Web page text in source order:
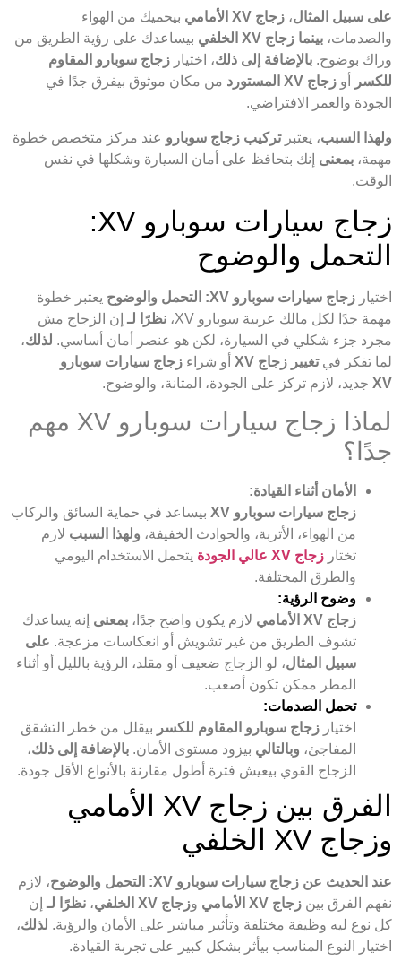
على سبيل المثال، زجاج XV الأمامي
بيحميك من الهواء
والصدمات، بينما زجاج XV الخلفي
بيساعدك على رؤية الطريق من
وراك بوضوح. بالإضافة إلى ذلك، اختيار زجاج سوبارو المقاوم
للكسر
أو زجاج XV المستورد
من مكان موثوق بيفرق جدًا في
الجودة والعمر الافتراضي.
ولهذا السبب، يعتبر تركيب زجاج سوبارو عند مركز متخصص خطوة
مهمة، بمعنى إنك بتحافظ على أمان السيارة وشكلها في نفس
الوقت.
زجاج سيارات سوبارو XV:
التحمل والوضوح
اختيار زجاج سيارات سوبارو XV: التحمل والوضوح
يعتبر خطوة
مهمة جدًا لكل مالك عربية سوبارو XV،
نظرًا لـإن الزجاج مش
مجرد جزء شكلي في السيارة، لكن هو عنصر أمان أساسي. لذلك،
لما تفكر في تغيير زجاج XV أو شراء زجاج سيارات سوبارو
XVجديد، لازم تركز على الجودة، المتانة، والوضوح.
لماذا زجاج سيارات سوبارو XV مهم
جدًا؟
الأمان أثناء القيادة:
زجاج سيارات سوبارو XV
بيساعد في حماية السائق والركاب
من الهواء، الأتربة، والحوادث الخفيفة، ولهذا السبب لازم
تختار زجاج XV عالي الجودة
يتحمل الاستخدام اليومي
والطرق المختلفة.
وضوح الرؤية:
زجاج XV الأمامي
لازم يكون واضح جدًا، بمعنى إنه يساعدك
تشوف الطريق من غير تشويش أو انعكاسات مزعجة. على
سبيل المثال، لو الزجاج ضعيف أو مقلد، الرؤية بالليل أو أثناء
المطر ممكن تكون أصعب.
تحمل الصدمات:
اختيار زجاج سوبارو المقاوم للكسر بيقلل من خطر التشقق
المفاجئ، وبالتالي بيزود مستوى الأمان. بالإضافة إلى ذلك،
الزجاج القوي بيعيش فترة أطول مقارنة بالأنواع الأقل جودة.
الفرق بين زجاج XV الأمامي
وزجاج XV الخلفي
عند الحديث عن زجاج سيارات سوبارو XV: التحمل والوضوح
، لازم
نفهم الفرق بين زجاج XV الأمامي وزجاج XV الخلفي ، نظرًا لـإن
كل نوع ليه وظيفة مختلفة وتأثير مباشر على الأمان والرؤية. لذلك،
اختيار النوع المناسب بيأثر بشكل كبير على تجربة القيادة.